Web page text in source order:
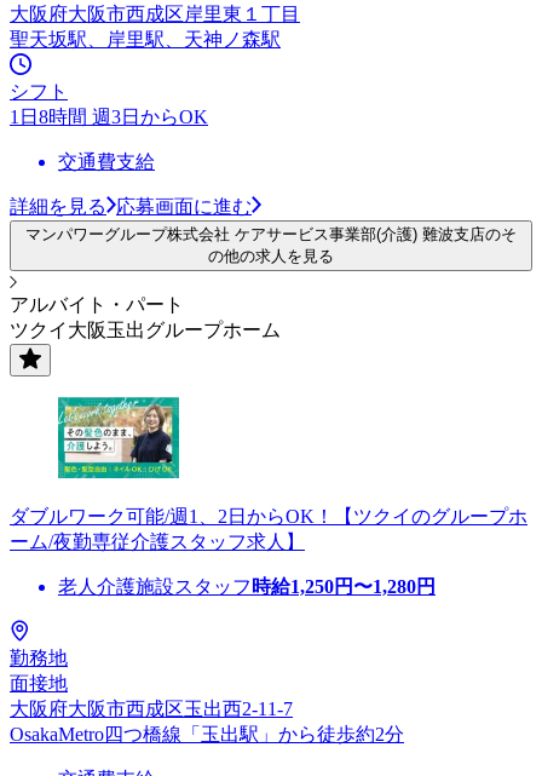
大阪府大阪市西成区岸里東１丁目
聖天坂駅、岸里駅、天神ノ森駅
シフト
1日8時間 週3日からOK
交通費支給
詳細を見る 応募画面に進む
マンパワーグループ株式会社 ケアサービス事業部(介護) 難波支店のそ
の他の求人を見る
アルバイト・パート
ツクイ大阪玉出グループホーム
ダブルワーク可能/週1、2日からOK！【ツクイのグループホ
ーム/夜勤専従介護スタッフ求人】
老人介護施設スタッフ 時給1,250円〜1,280円
勤務地
面接地
大阪府大阪市西成区玉出西2-11-7
OsakaMetro四つ橋線「玉出駅」から徒歩約2分